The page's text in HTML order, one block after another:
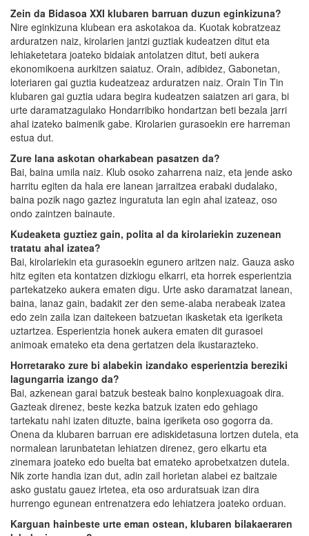
Zein da Bidasoa XXI klubaren barruan duzun eginkizuna?
Nire eginkizuna klubean era askotakoa da. Kuotak kobratzeaz
arduratzen naiz, kirolarien jantzi guztiak kudeatzen ditut eta
lehiaketetara joateko bidaiak antolatzen ditut, beti aukera
ekonomikoena aurkitzen saiatuz. Orain, adibidez, Gabonetan,
loteriaren gai guztia kudeatzeaz arduratzen naiz. Orain Tin Tin
klubaren gai guztia udara begira kudeatzen saiatzen ari gara, bi
urte daramatzagulako Hondarribiko hondartzan beti bezala jarri
ahal izateko baimenik gabe. Kirolarien gurasoekin ere harreman
estua dut.
Zure lana askotan oharkabean pasatzen da?
Bai, baina umila naiz. Klub osoko zaharrena naiz, eta jende asko
harritu egiten da hala ere lanean jarraitzea erabaki dudalako,
baina pozik nago gaztez inguratuta lan egin ahal izateaz, oso
ondo zaintzen bainaute.
Kudeaketa guztiez gain, polita al da kirolariekin zuzenean
tratatu ahal izatea?
Bai, kirolariekin eta gurasoekin egunero aritzen naiz. Gauza asko
hitz egiten eta kontatzen dizkiogu elkarri, eta horrek esperientzia
partekatzeko aukera ematen digu. Urte asko daramatzat lanean,
baina, lanaz gain, badakit zer den seme-alaba nerabeak izatea
edo zein zaila izan daitekeen batzuetan ikasketak eta igeriketa
uztartzea. Esperientzia honek aukera ematen dit gurasoei
animoak emateko eta dena gertatzen dela ikustarazteko.
Horretarako zure bi alabekin izandako esperientzia bereziki
lagungarria izango da?
Bai, azkenean garai batzuk besteak baino konplexuagoak dira.
Gazteak direnez, beste kezka batzuk izaten edo gehiago
tartekatu nahi izaten dituzte, baina igeriketa oso gogorra da.
Onena da klubaren barruan ere adiskidetasuna lortzen dutela, eta
normalean larunbatetan lehiatzen direnez, gero elkartu eta
zinemara joateko edo buelta bat emateko aprobetxatzen dutela.
Nik zorte handia izan dut, adin zail horietan alabei ez baitzaie
asko gustatu gauez irtetea, eta oso arduratsuak izan dira
hurrengo egunean entrenatzera edo lehiatzera joateko orduan.
Karguan hainbeste urte eman ostean, klubaren bilakaeraren